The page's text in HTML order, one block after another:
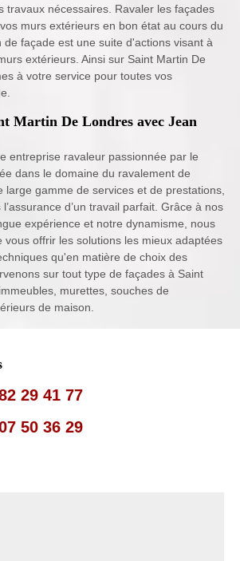
travaux nécessaires. Ravaler les façades
murs extérieurs en bon état au cours du
façade est une suite d'actions visant à
extérieurs. Ainsi sur Saint Martin De
à votre service pour toutes vos
Martin De Londres avec Jean
entreprise ravaleur passionnée par le
dans le domaine du ravalement de
large gamme de services et de prestations,
d’un travail parfait. Grâce à nos
expérience et notre dynamisme, nous
vous offrir les solutions les mieux adaptées
qu'en matière de choix des
sur tout type de façades à Saint
murettes, souches de
de maison.
29 41 77
50 36 29